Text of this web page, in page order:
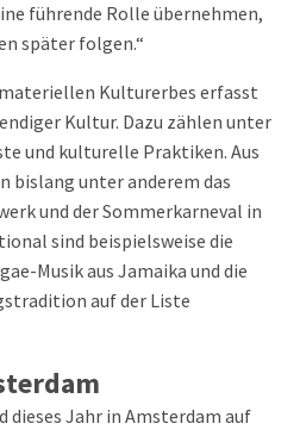
führende Rolle übernehmen,
später folgen.“
Kulturerbes erfasst
Kultur. Dazu zählen unter
und kulturelle Praktiken. Aus
bislang unter anderem das
und der Sommerkarneval in
sind beispielsweise die
Musik aus Jamaika und die
auf der Liste
dieses Jahr in Amsterdam auf